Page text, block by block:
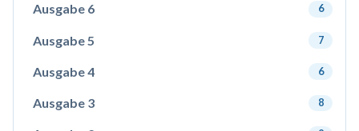
Ausgabe 6 6
Ausgabe 5 7
Ausgabe 4 6
Ausgabe 3 8